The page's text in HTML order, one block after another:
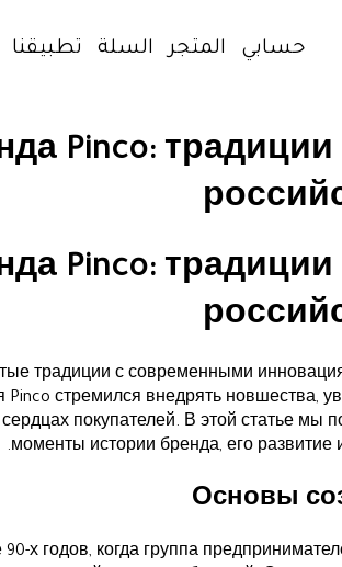
حسابي المتجر السلة تطبيقنا
Pinco:
Pinco:
традиции с современными
стремился внедрять новшества,
покупателей. В этой статье мы
моменты истории бренда, его развитие
Основы
х годов, когда группа